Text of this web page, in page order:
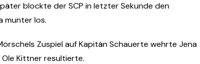
blockte der SCP in letzter Sekunde den
munter los.
Zuspiel auf Kapitän Schauerte wehrte Jena
Kittner resultierte.